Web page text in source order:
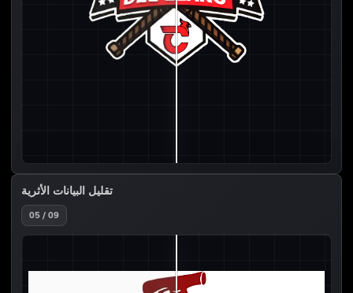
تقليل البيانات الأثرية
05 / 09